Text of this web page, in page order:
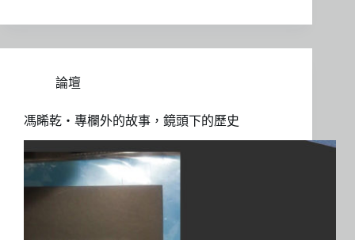
論壇
馮睎乾・專欄外的故事，鏡頭下的歷史